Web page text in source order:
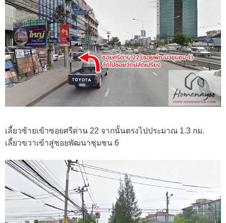
เลี้ยวซ้ายเข้าซอยศรีด่าน 22 จากนั้นตรงไปประมาณ 1.3 กม.
เลี้ยวขวาเข้าสู่ซอยพัฒนาชุมชน 6